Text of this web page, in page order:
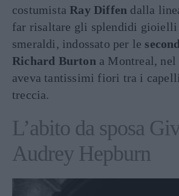
costumistaRay Diffen dalla
far risaltare gli splendidi gioielli
smeraldi, indossato per le
Richard Burton a Montreal, nel
aveva tantissimi fiori tra i
treccia.
L’abito da sposa
Audrey Hepburn